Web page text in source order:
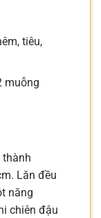
tiêu,
muỗng
Lăn đều
năng
chiên đậu